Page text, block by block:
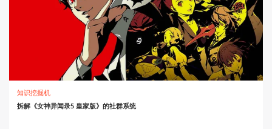
知识挖掘机
拆解《女神异闻录5 皇家版》的社群系统